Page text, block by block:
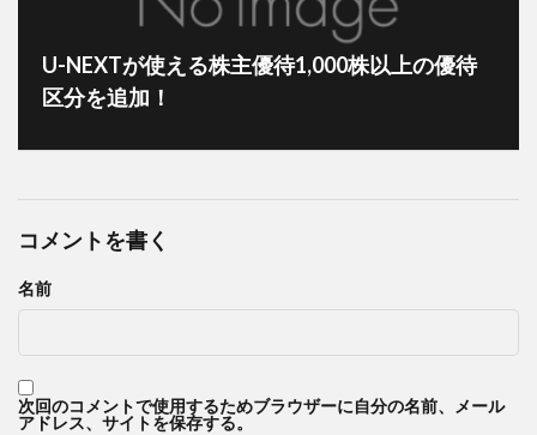
U-NEXTが使える株主優待1,000株以上の優待
区分を追加！
コメントを書く
名前
次回のコメントで使用するためブラウザーに自分の名前、メール
アドレス、サイトを保存する。